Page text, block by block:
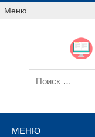
Меню
МЕНЮ